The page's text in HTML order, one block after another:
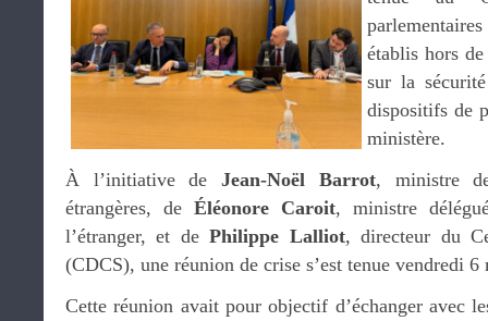
établis hors
sur la
dispositifs de
ministère.
À l’initiative deJean-Noël Barrot, ministre
étrangères, de Éléonore Caroit, ministre
l’étranger, et dePhilippe Lalliot, directeur du
(CDCS), une réunion de crise s’est tenue vendredi 6
Cette réunion avait pour objectif d’échanger avec